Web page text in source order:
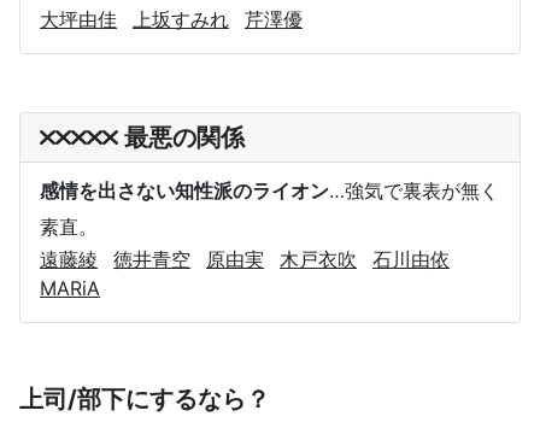
大坪由佳
上坂すみれ 芹澤優
最悪の関係
感情を出さない知性派のライオン…強気で裏表が無く
素直。
遠藤綾
徳井青空 原由実 木戸衣吹
石川由依
MARiA
上司/部下にするなら？